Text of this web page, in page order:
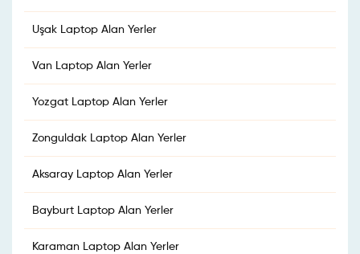
Uşak Laptop Alan Yerler
Van Laptop Alan Yerler
Yozgat Laptop Alan Yerler
Zonguldak Laptop Alan Yerler
Aksaray Laptop Alan Yerler
Bayburt Laptop Alan Yerler
Karaman Laptop Alan Yerler